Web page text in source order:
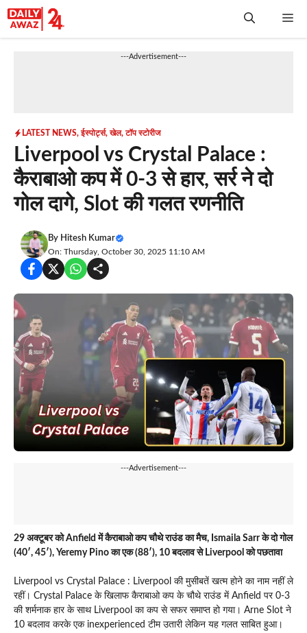
Skip
to
---Advertisement---
LATEST NEWS,ईस्पोर्ट्स,खेल,टॉप स्टोरीज
Liverpool vs Crystal Palace :
कैराबाओ कप में 0-3 से हार, सर्र ने दो
गोल दागे, Slot की गलत रणनीति
By Hitesh Kumar
On: Thursday, October 30, 2025 11:10 AM
---Advertisement---
29 अक्टूबर को Anfield में कैराबाओ कप चौथे राउंड का मैच, Ismaila Sarr के दो गोल
(40′, 45′), Yeremy Pino का एक (88′), 10 बदलाव से Liverpool को पछतावा
Liverpool vs Crystal Palace : Liverpool की मुसीबतें खत्म होने का नाम नहीं ले
रहीं। Crystal Palace के खिलाफ कैराबाओ कप के चौथे राउंड में Anfield पर 0-3
की शर्मनाक हार के साथ Liverpool का कप से सफर समाप्त हो गया। Arne Slot ने
10 बदलाव करके एक inexperienced टीम उतारी लेकिन यह गलत साबित हुआ।